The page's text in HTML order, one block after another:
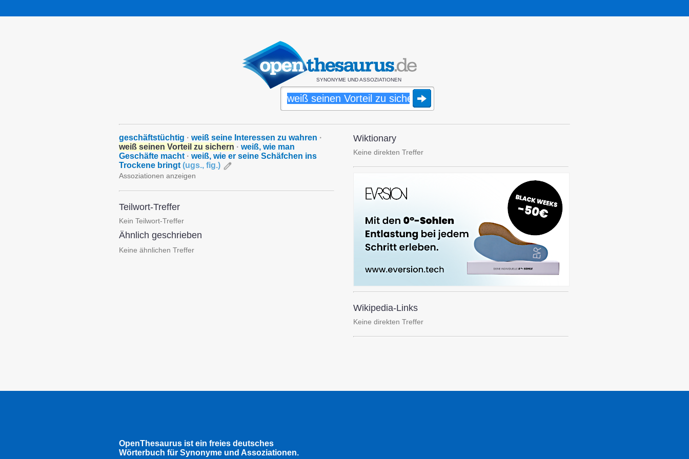
SYNONYME UND ASSOZIATIONEN
geschäftstüchtig · weiß seine Interessen zu wahren ·
weiß seinen Vorteil zu sichern · weiß, wie man
Geschäfte macht · weiß, wie er seine Schäfchen ins
Trockene bringt (ugs., fig.)
Assoziationen anzeigen
Teilwort-Treffer
Kein Teilwort-Treffer
Ähnlich geschrieben
Keine ähnlichen Treffer
Wiktionary
Keine direkten Treffer
Wikipedia-Links
Keine direkten Treffer
OpenThesaurus ist ein freies deutsches
Wörterbuch für Synonyme und Assoziationen.